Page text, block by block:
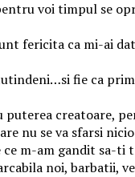
voi timpul se
fericita ca mi-ai
fie ca
creatoare,
nu se va sfarsi
ce m-am gandit sa-
noi, barbatii,